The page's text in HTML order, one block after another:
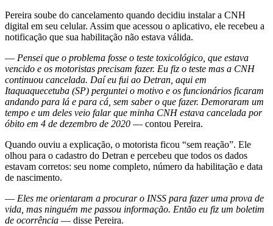
Pereira soube do cancelamento quando decidiu instalar a CNH
digital em seu celular. Assim que acessou o aplicativo, ele recebeu a
notificação que sua habilitação não estava válida.
— Pensei que o problema fosse o teste toxicológico, que estava
vencido e os motoristas precisam fazer. Eu fiz o teste mas a CNH
continuou cancelada. Daí eu fui ao Detran, aqui em
Itaquaquecetuba (SP) perguntei o motivo e os funcionários ficaram
andando para lá e para cá, sem saber o que fazer. Demoraram um
tempo e um deles veio falar que minha CNH estava cancelada por
óbito em 4 de dezembro de 2020 — contou Pereira.
Quando ouviu a explicação, o motorista ficou “sem reação”. Ele
olhou para o cadastro do Detran e percebeu que todos os dados
estavam corretos: seu nome completo, número da habilitação e data
de nascimento.
— Eles me orientaram a procurar o INSS para fazer uma prova de
vida, mas ninguém me passou informação. Então eu fiz um boletim
de ocorrência — disse Pereira.